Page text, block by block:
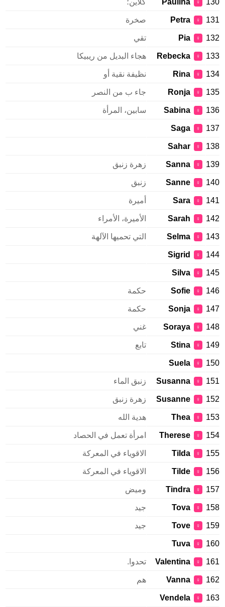
130
♀
Paulina كلاين؛
131
♀
Petra صخرة
132
♀
Pia تقي
133
♀
Rebecka هجاء البديل من ريبيكا
134
♀
Rina نظيفة نقية أو
135
♀
Ronja جاء ب من النصر
136
♀
Sabina سابين، المرأة
137
♀
Saga
138
♀
Sahar
139
♀
Sanna زهرة زنبق
140
♀
Sanne زنبق
141
♀
Sara أميرة
142
♀
Sarah الأميرة، الأمراء
143
♀
Selma التي تحميها الآلهة
144
♀
Sigrid
145
♀
Silva
146
♀
Sofie حكمة
147
♀
Sonja حكمة
148
♀
Soraya غني
149
♀
Stina تابع
150
♀
Suela
151
♀
Susanna زنبق الماء
152
♀
Susanne زهرة زنبق
153
♀
Thea هدية الله
154
♀
Therese امرأة تعمل في الحصاد
155
♀
Tilda الاقوياء في المعركة
156
♀
Tilde الاقوياء في المعركة
157
♀
Tindra وميض
158
♀
Tova جيد
159
♀
Tove جيد
160
♀
Tuva
161
♀
Valentina تحدوا.
162
♀
Vanna هم
163
♀
Vendela